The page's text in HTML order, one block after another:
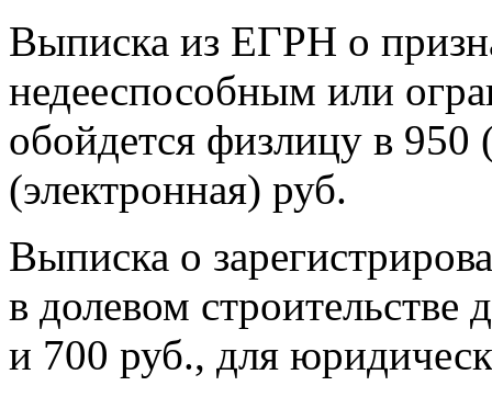
Выписка из ЕГРН о
недееспособным или
обойдется физлицу в
(электронная) руб.
Выписка о
в долевом
и 700 руб., для